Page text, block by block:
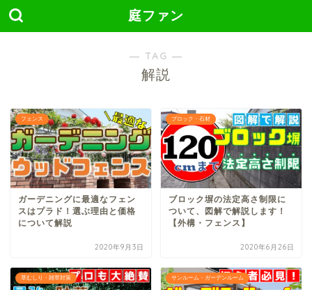
庭ファン
― TAG ―
解説
フェンス
ガーデニングに最適なフェン
スはプラド！選ぶ理由と価格
について解説
2020年9月3日
ブロック・石材
ブロック塀の法定高さ制限に
ついて、図解で解説します！
【外構・フェンス】
2020年6月26日
草むしり・雑草対策 サンルーム・ガーデンルーム